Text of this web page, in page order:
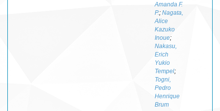
Amanda F.
P.; Nagata,
Alice
Kazuko
Inoue;
Nakasu,
Erich
Yukio
Tempel;
Togni,
Pedro
Henrique
Brum